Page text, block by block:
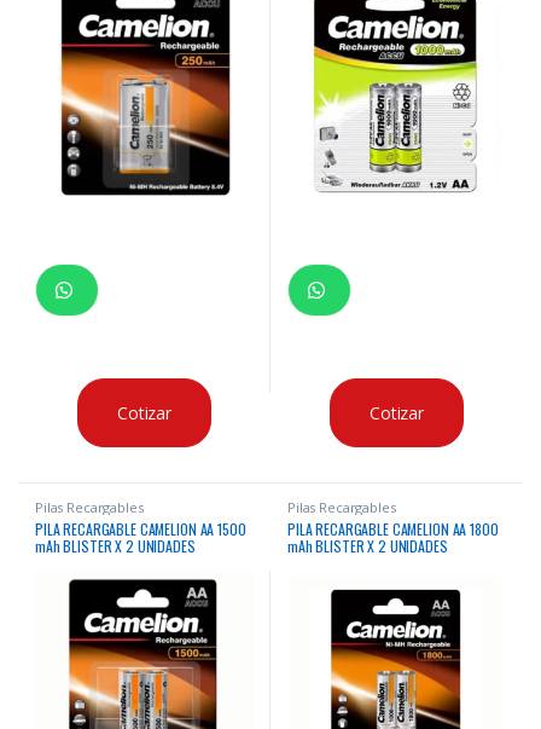
Cotizar Cotizar
Pilas Recargables
PILA RECARGABLE CAMELION AA 1500
mAh BLISTER X 2 UNIDADES
Pilas Recargables
PILA RECARGABLE CAMELION AA 1800
mAh BLISTER X 2 UNIDADES